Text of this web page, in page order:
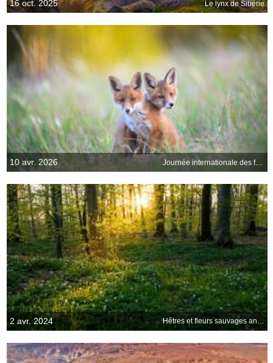
16 oct. 2025 Le lynx de Sibérie
10 avr. 2026 Journée internationale des frères et sœurs
2 avr. 2024 Hêtres et fleurs sauvages anémones, Jutland, Danemark